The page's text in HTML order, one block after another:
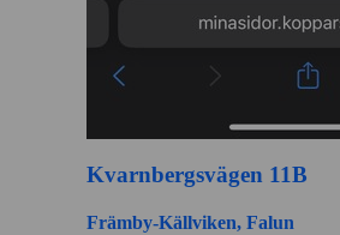
Kvarnbergsvägen 11B
Främby-Källviken, Falun